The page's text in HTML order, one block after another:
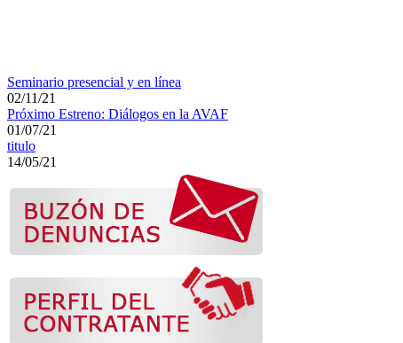
Seminario presencial y en línea
02/11/21
Próximo Estreno: Diálogos en la AVAF
01/07/21
titulo
14/05/21